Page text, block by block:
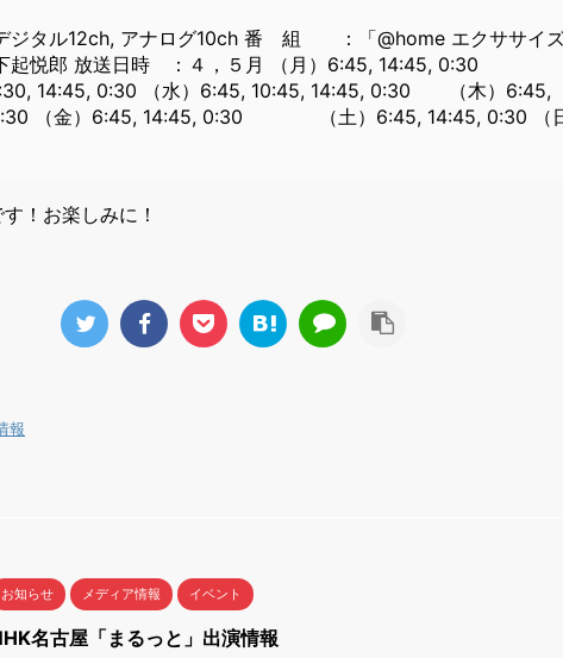
ジタル12ch, アナログ10ch 番 組 ：「@home エクササイズ
悦郎 放送日時 ：４，５月 （月）6:45, 14:45, 0:30
14:45, 0:30 （水）6:45, 10:45, 14:45, 0:30 （木）6:45,
（金）6:45, 14:45, 0:30 （土）6:45, 14:45, 0:30 （日
！お楽しみに！
報
お知らせ メディア情報 イベント
名古屋「まるっと」出演情報